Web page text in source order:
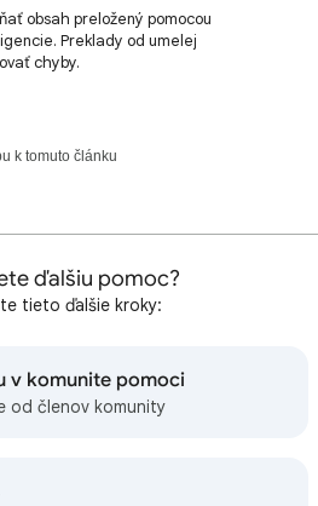
obsah preložený pomocou
Preklady od umelej
chyby.
k tomuto článku
ďalšiu pomoc?
tieto ďalšie kroky:
v komunite pomoci
od členov komunity